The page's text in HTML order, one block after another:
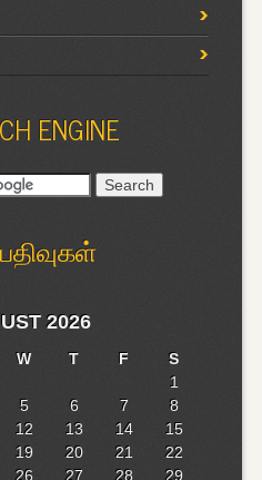
ENGINE
2026
W T F
S
1
5 6 7
8
12 13 14
15
19 20 21
22
26 27 28
29